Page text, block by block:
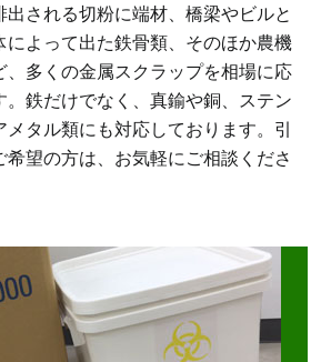
される切粉に端材、橋梁やビルと
によって出た鉄骨類、そのほか農機
、多くの金属スクラップを相場に応
。鉄だけでなく、真鍮や銅、ステン
タル類にも対応しております。引
希望の方は、お気軽にご相談くださ